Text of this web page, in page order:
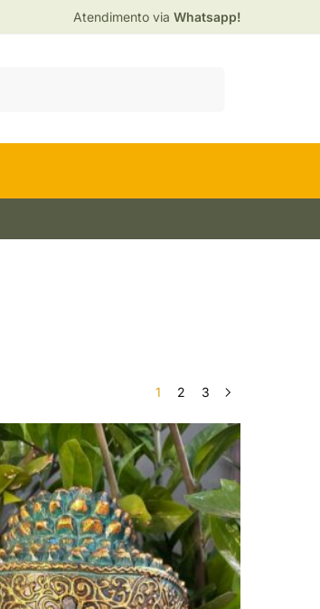
Atendimento via Whatsapp!
1 2 3